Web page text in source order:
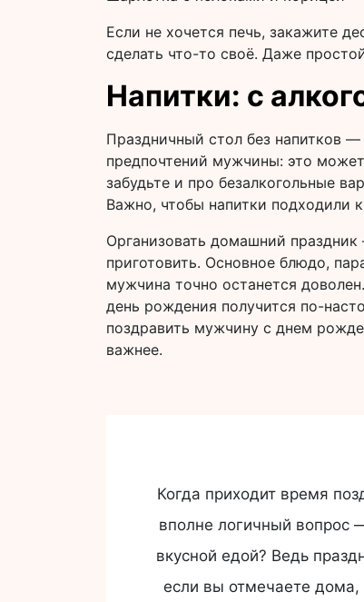
Если не хочется печь, закажите
сделать что-то своё. Даже
Напитки: с
Праздничный стол без напитков
предпочтений мужчины: это
забудьте и про безалкогольные
Важно, чтобы напитки подходили
Организовать домашний
приготовить. Основное блюдо,
мужчина точно останется
день рождения получится по-
поздравить мужчину с днем
важнее.
Когда приходит время
вполне логичный вопрос
вкусной едой? Ведь
если вы отмечаете дома,